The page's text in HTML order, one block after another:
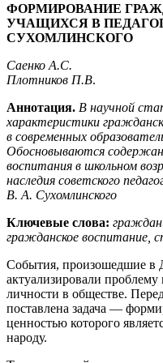
ФОРМИРОВАНИЕ
УЧАЩИХСЯ В
СУХОМЛИНСКОГО
Саенко А.С.
Плотников П.В.
Аннотация. В научной
характеристики
в современных
Обосновываются
воспитания в школьном
наследия советского
В. А. Сухомлинского
Ключевые слова:
гражданское воспитание,
События, произошедшие в
актуализировали
личности в обществе.
поставлена ​​задача —
ценностью которого
народу.